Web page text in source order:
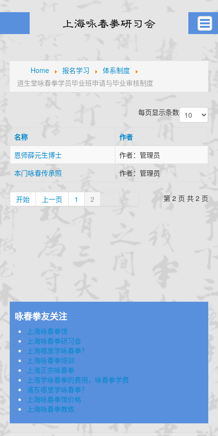
武者之风
课堂剪影
通知公告
高手点拨
视频课堂
体系制度
Home 报名学习
体系制度
道生堂咏春拳学员毕业班申请与毕业审核制度
每页显示条数
名称
作者
恩师薛元生博士
作者：管理员
本门咏春传承照
作者：管理员
第 2 页 共 2 页
开始 上一页 1 2
咏春拳友关注
上海咏春拳馆
上海咏春拳研习会
上海哪里学咏春拳？
上海咏春拳培训
上海正宗咏春拳
上海学咏春拳的费用，咏春拳学费
浦东哪里学咏春拳？
上海咏春拳馆价格
上海咏春拳教练